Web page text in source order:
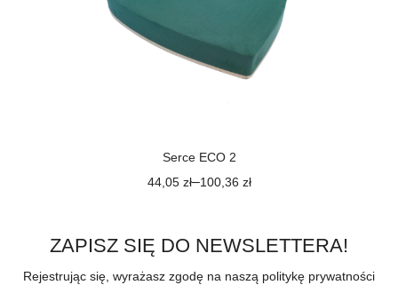
Serce ECO 2
44,05 zł–100,36 zł
ZAPISZ SIĘ DO NEWSLETTERA!
Rejestrując się, wyrażasz zgodę na naszą politykę prywatności